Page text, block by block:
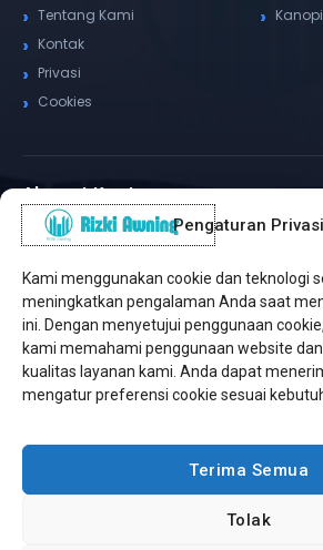
Pengaturan Privasi
Kami menggunakan cookie dan teknologi
meningkatkan pengalaman Anda saat
ini. Dengan menyetujui penggunaan
kami memahami penggunaan website
kualitas layanan kami. Anda dapat
mengatur preferensi cookie sesuai
Terima Semua
Tolak
Tentang Kami
Kontak
Privasi
Cookies
Alamat Kantor
✆ WhatsApp / Telepon
Pusat Sukabumi
Sukamanis, Kadudampit, Sukabumi
Cabang Jakarta
Kembangan, Jakarta Barat
Sektor A3, Tangerang Selatan